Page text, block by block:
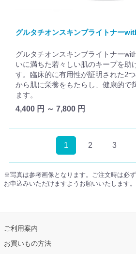
グルタチオンスキンブライトナー
グルタチオンスキンブライトナー
いに満ちた若々しい肌のキープを助
す。臨床的に有用性が証明された2
から肌に栄養をもたらし、健康的で
ます。
4,400 円 ～ 7,800 円
1 2 3
※写真は参考画像となります。ご注文時は必ず
お申込みいただけますようお願いいたします。
ご利用案内
お買いもの方法